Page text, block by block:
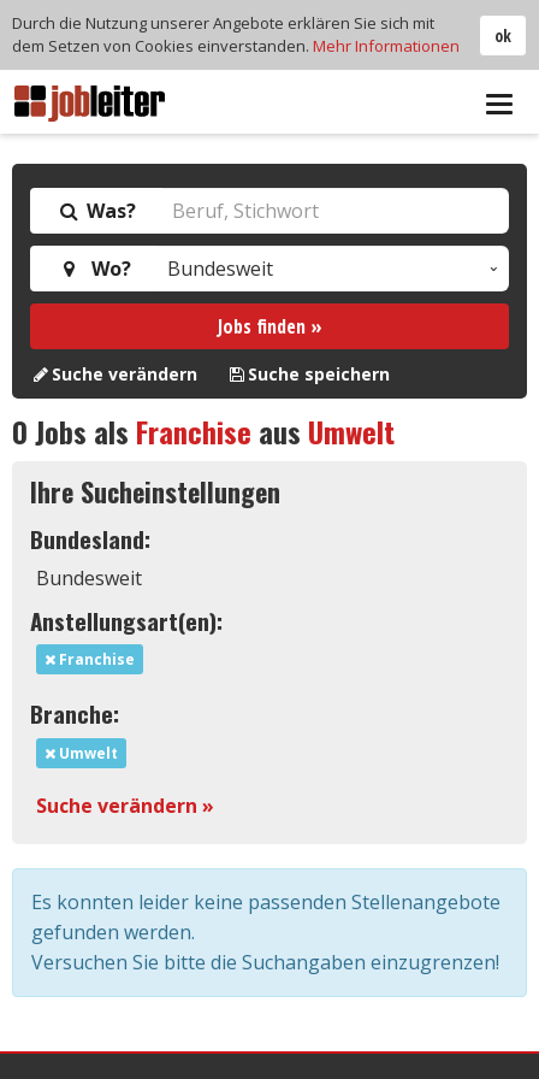
Was?
Wo?
Jobs finden »
Suche verändern Suche speichern
0Jobs als Franchise aus Umwelt
Ihre Sucheinstellungen
Bundesland:
Bundesweit
Anstellungsart(en):
Franchise
Branche:
Umwelt
Suche verändern »
Es konnten leider keine passenden Stellenangebote
gefunden werden.
Versuchen Sie bitte die Suchangaben einzugrenzen!
ok
Durch die Nutzung unserer Angebote erklären Sie sich mit
dem Setzen von Cookies einverstanden. Mehr Informationen